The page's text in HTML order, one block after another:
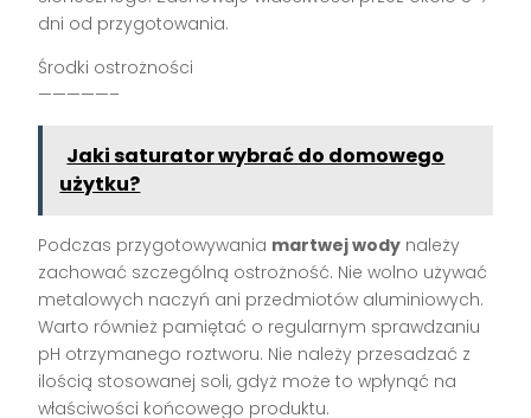
dni od przygotowania.
Środki ostrożności
—————–
Jaki saturator wybrać do domowego
użytku?
Podczas przygotowywania martwej wody należy
zachować szczególną ostrożność. Nie wolno używać
metalowych naczyń ani przedmiotów aluminiowych.
Warto również pamiętać o regularnym sprawdzaniu
pH otrzymanego roztworu. Nie należy przesadzać z
ilością stosowanej soli, gdyż może to wpłynąć na
właściwości końcowego produktu.